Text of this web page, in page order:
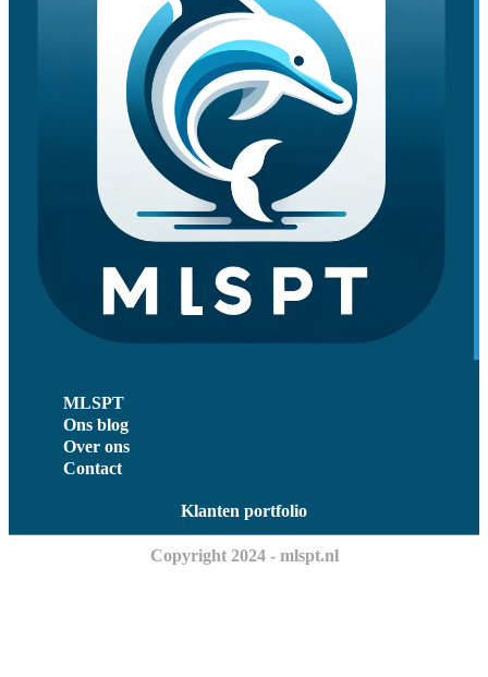
MLSPT
Ons blog
Over ons
Contact
Klanten portfolio
Copyright 2024 - mlspt.nl